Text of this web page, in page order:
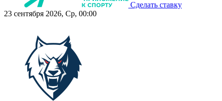
Сделать ставку
23 сентября 2026, Ср, 00:00